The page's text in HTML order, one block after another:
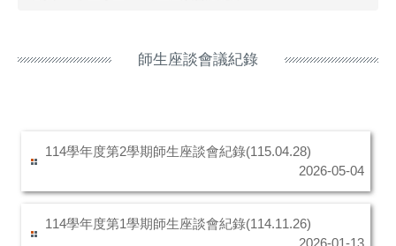
師生座談會議紀錄
114學年度第2學期師生座談會紀錄(115.04.28)
2026-05-04
114學年度第1學期師生座談會紀錄(114.11.26)